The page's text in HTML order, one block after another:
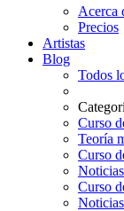
Acerca
Precios
Artistas
Blog
Todos
Curso
Teoría
Curso
Curso